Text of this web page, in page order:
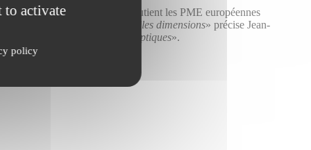
to activate
policy
sur 1093 candidates), qui soutient les PME européennes
PME d’atteindre de nouvelles dimensions» précise Jean-
européens des stations sols optiques».